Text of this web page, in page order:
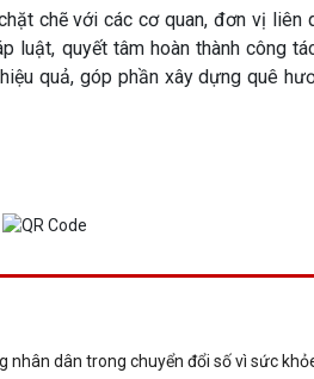
chẽ với các cơ quan, đơn vị
luật, quyết tâm hoàn thành công
quả, góp phần xây dựng quê
dân trong chuyển đổi số vì sức